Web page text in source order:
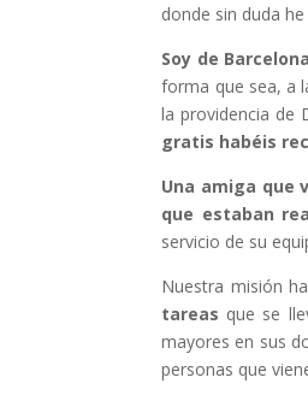
donde sin duda
Soy de
forma que sea, a
la providencia de
gratis habéis
Una amiga que
que estaban
servicio de su
Nuestra misión
tareas que se
mayores en sus
personas que